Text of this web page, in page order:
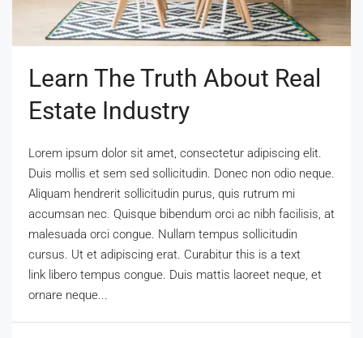
Learn The Truth About Real
Estate Industry
Lorem ipsum dolor sit amet, consectetur adipiscing elit.
Duis mollis et sem sed sollicitudin. Donec non odio neque.
Aliquam hendrerit sollicitudin purus, quis rutrum mi
accumsan nec. Quisque bibendum orci ac nibh facilisis, at
malesuada orci congue. Nullam tempus sollicitudin
cursus. Ut et adipiscing erat. Curabitur this is a text
link libero tempus congue. Duis mattis laoreet neque, et
ornare neque...